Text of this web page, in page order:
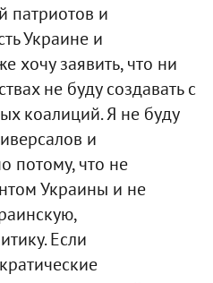
патриотов и
Украине и
хочу заявить, что ни
не буду создавать с
коалиций. Я не буду
и
потому, что не
Украины и не
Если